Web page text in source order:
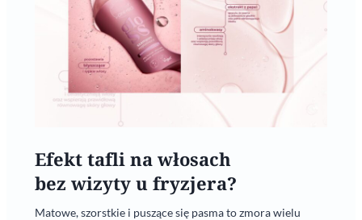
Efekt tafli na włosach
bez wizyty u fryzjera?
Matowe, szorstkie i puszące się pasma to zmora wielu